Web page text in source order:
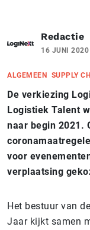
Redactie
16 JUNI 2020
ALGEMEEN SUPPLY
De verkiezing
Logistiek Talent
naar begin 2021.
voor
verplaatsing
Het bestuur van
Jaar kijkt samen